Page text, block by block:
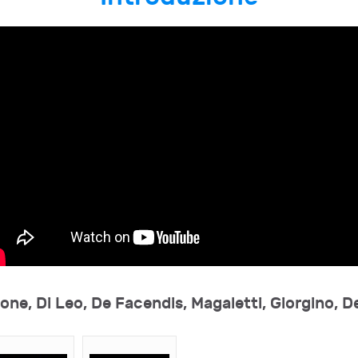
Di Leo, De Facendis, Magaletti, Giorgino,